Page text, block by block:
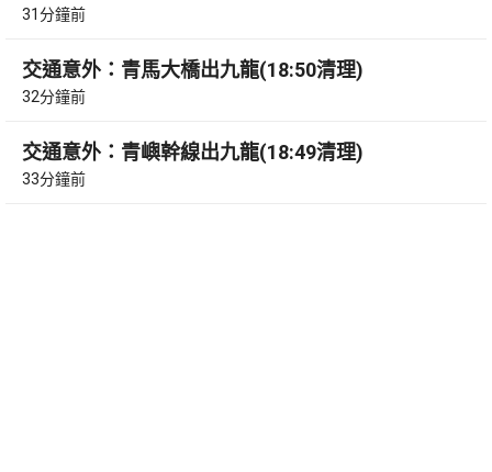
31分鐘前
交通意外：青馬大橋出九龍(18:50清理)
32分鐘前
交通意外：青嶼幹線出九龍(18:49清理)
33分鐘前